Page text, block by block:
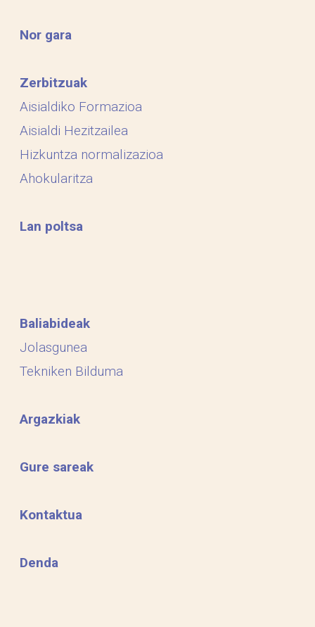
Nor gara
Zerbitzuak
Aisialdiko Formazioa
Aisialdi Hezitzailea
Hizkuntza normalizazioa
Ahokularitza
Lan poltsa
Baliabideak
Jolasgunea
Tekniken Bilduma
Argazkiak
Gure sareak
Kontaktua
Denda